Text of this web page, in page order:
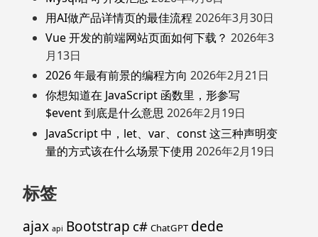
用AI做产品详情页的最佳流程 2026年3月30日
Vue 开发的前端网站页面如何下载？ 2026年3
月13日
2026 年最有前景的编程方向 2026年2月21日
你想知道在 JavaScript 函数里，形参写
$event 到底是什么意思2026年2月19日
JavaScript 中，let、var、const 这三种声明变
量的方式该在什么场景下使用 2026年2月19日
标签
ajax api Bootstrap c# ChatGPT dede